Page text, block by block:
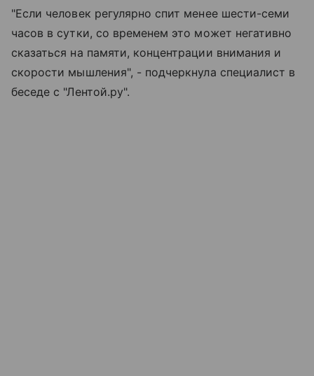
"Если человек регулярно спит менее шести-семи
часов в сутки, со временем это может негативно
сказаться на памяти, концентрации внимания и
скорости мышления", - подчеркнула специалист в
беседе с "Лентой.ру".